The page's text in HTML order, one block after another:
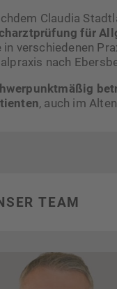
Claudia
für
in verschiedenen
nach
, auch im
TEAM